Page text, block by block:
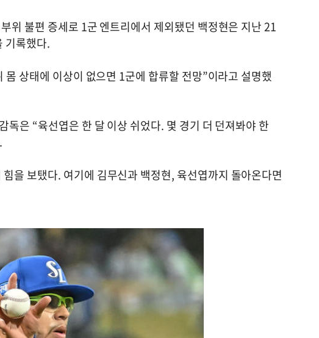
위 불편 증세로 1군 엔트리에서 제외됐던 백정현은 지난 21
기록했다.
상태에 이상이 없으면 1군에 합류할 전망”이라고 설명했
독은 “육선엽은 한 달 이상 쉬었다. 몇 경기 더 던져봐야 한
을 보탰다. 여기에 김무신과 백정현, 육선엽까지 돌아온다면